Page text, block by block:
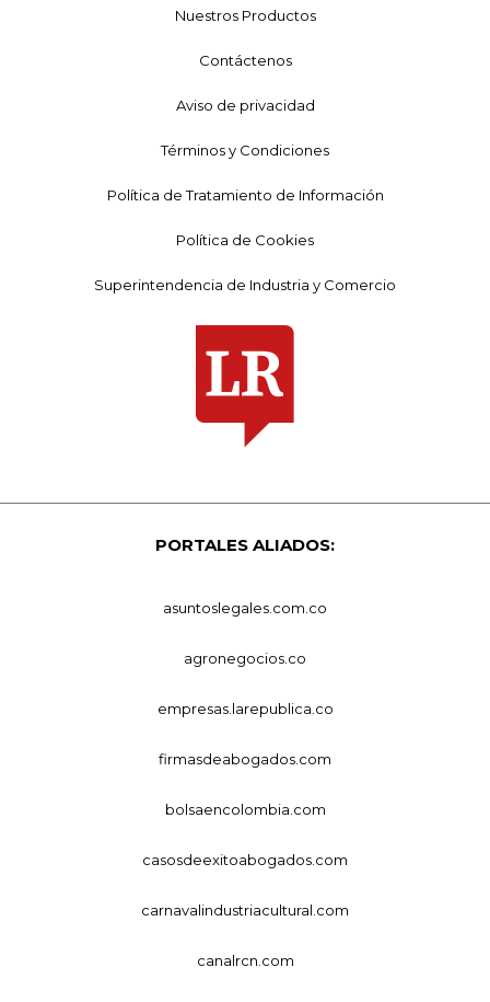
Nuestros Productos
Contáctenos
Aviso de privacidad
Términos y Condiciones
Política de Tratamiento de Información
Política de Cookies
Superintendencia de Industria y Comercio
PORTALES ALIADOS:
asuntoslegales.com.co
agronegocios.co
empresas.larepublica.co
firmasdeabogados.com
bolsaencolombia.com
casosdeexitoabogados.com
carnavalindustriacultural.com
canalrcn.com